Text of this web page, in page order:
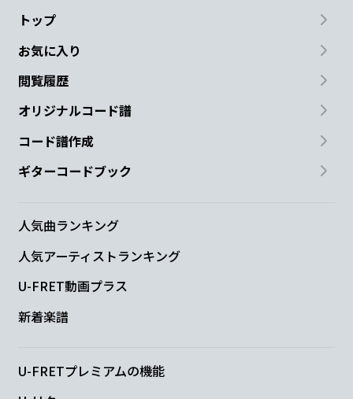
トップ
お気に入り
閲覧履歴
オリジナルコード譜
コード譜作成
ギターコードブック
人気曲ランキング
人気アーティストランキング
U-FRET動画プラス
新着楽譜
U-FRETプレミアムの機能